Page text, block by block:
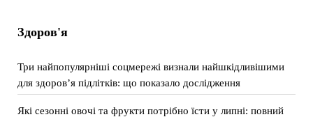
Здоров'я
Три найпопулярніші соцмережі визнали найшкідливішими
для здоров’я підлітків: що показало дослідження
Які сезонні овочі та фрукти потрібно їсти у липні: повний